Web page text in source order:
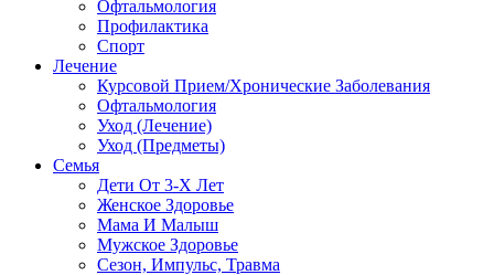
Офтальмология
Профилактика
Спорт
Лечение
Курсовой Прием/Хронические Заболевания
Офтальмология
Уход (Лечение)
Уход (Предметы)
Семья
Дети От 3-Х Лет
Женское Здоровье
Мама И Малыш
Мужское Здоровье
Сезон, Импульс, Травма